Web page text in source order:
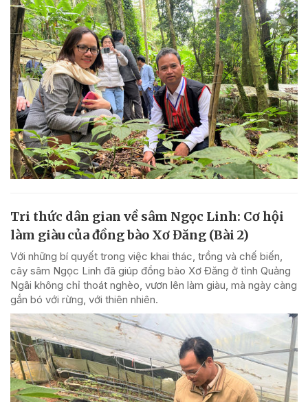
Tri thức dân gian về sâm Ngọc Linh: Cơ hội
làm giàu của đồng bào Xơ Đăng (Bài 2)
Với những bí quyết trong việc khai thác, trồng và chế biến,
cây sâm Ngọc Linh đã giúp đồng bào Xơ Đăng ở tỉnh Quảng
Ngãi không chỉ thoát nghèo, vươn lên làm giàu, mà ngày càng
gắn bó với rừng, với thiên nhiên.